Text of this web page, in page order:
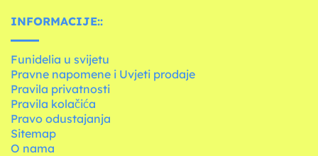
INFORMACIJE::
Funidelia u svijetu
Pravne napomene i Uvjeti prodaje
Pravila privatnosti
Pravila kolačića
Pravo odustajanja
Sitemap
O nama